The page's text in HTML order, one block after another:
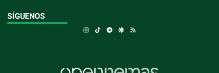
SÍGUENOS
Instagram
TikTokTelegramGoogle Discover